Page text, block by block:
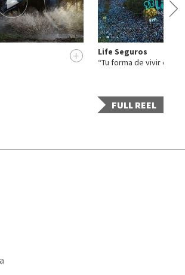
FULL REEL
+
Life Seguros
“Tu forma de vivir esta